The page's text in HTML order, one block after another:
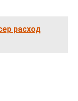
расход